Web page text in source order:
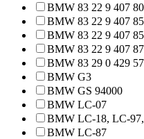
BMW 83 22 9 407
BMW 83 22 9 407
BMW 83 22 9 407
BMW 83 22 9 407
BMW 83 29 0 429
BMW G3
BMW GS 94000
BMW LC-07
BMW LC-18, LC-
BMW LC-87